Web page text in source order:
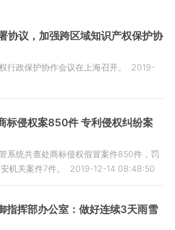
协议，加强跨区域知识产权保护协
行政保护协作会议在上海召开。
2019-
标侵权案850件 专利侵权纠纷案
系统共查处商标侵权假冒案件850件，罚
机关案件7件。
2019-12-14 08:48:50
指挥部办公室：做好连续3天雨雪